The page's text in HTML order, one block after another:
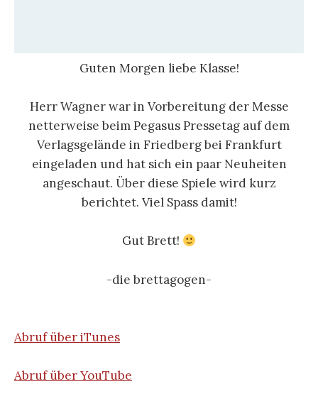
Guten Morgen liebe Klasse!
Herr Wagner war in Vorbereitung der Messe
netterweise beim Pegasus Pressetag auf dem
Verlagsgelände in Friedberg bei Frankfurt
eingeladen und hat sich ein paar Neuheiten
angeschaut. Über diese Spiele wird kurz
berichtet. Viel Spass damit!
Gut Brett!
-die brettagogen-
Abruf über iTunes
Abruf über YouTube